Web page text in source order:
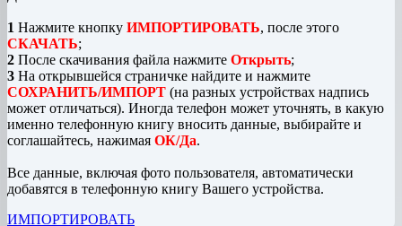
1 Нажмите кнопку ИМПОРТИРОВАТЬ, после этого
СКАЧАТЬ;
2 После скачивания файла нажмите Открыть;
3 На открывшейся страничке найдите и нажмите
СОХРАНИТЬ/ИМПОРТ (на разных устройствах надпись
может отличаться). Иногда телефон может уточнять, в какую
именно телефонную книгу вносить данные, выбирайте и
соглашайтесь, нажимая ОК/Да.
Все данные, включая фото пользователя, автоматически
добавятся в телефонную книгу Вашего устройства.
ИМПОРТИРОВАТЬ